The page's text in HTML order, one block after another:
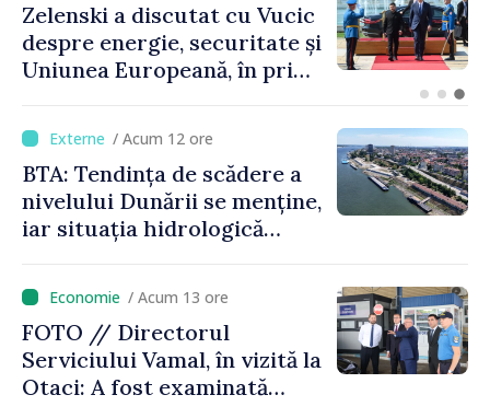
Bulgaria: Ambasadoarea
Ucrainei, convocată la
Ministerul de Externe în
/ Acum 12 ore
BTA: Tendința de scădere a
nivelului Dunării se menține,
iar situația hidrologică
/ Acum 13 ore
FOTO // Directorul
Serviciului Vamal, în vizită la
Otaci: A fost examinată